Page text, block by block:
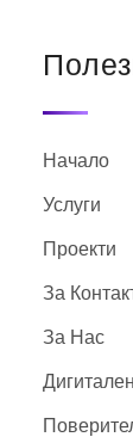
Начало
Услуги
Проекти
За
За Нас